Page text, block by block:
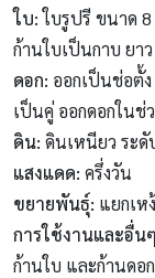
ใบ:ใบรูปรี ขนาด 8
ก้านใบเป็นกาบ ยา
ดอก: ออกเป็นช่อตั้
เป็นคู่ ออกดอกในช่
ดิน: ดินเหนียว ระดั
แสงแดด: ครึ่งวัน
ขยายพันธุ์: แยกเห
การใช้งานและอื่นๆ
ก้านใบ และก้านดอ